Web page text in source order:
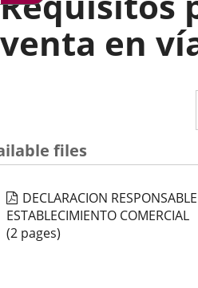
venta en
files
DECLARACION
ESTABLECIMIENTO COMERCIAL
(2 pages)